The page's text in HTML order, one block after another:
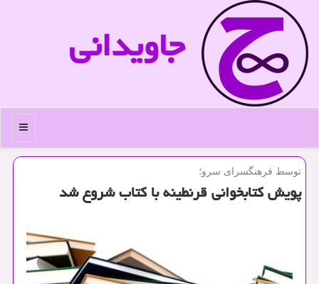
جاویدانی
منو
توسط فرهنگسرای سرو؛
پویش كتابخوانی قرنطینه با كتاب شروع شد